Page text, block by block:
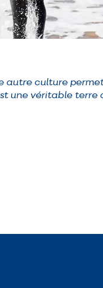
autre culture
une véritable terre